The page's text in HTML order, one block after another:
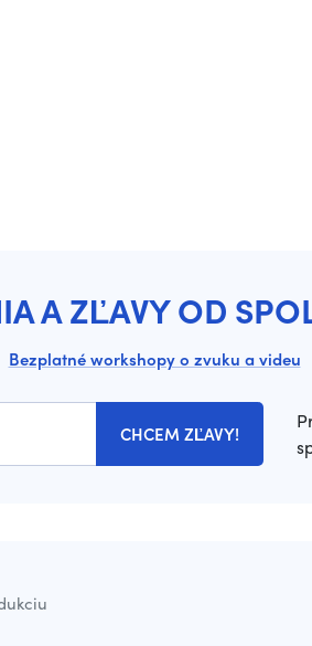
A ZĽAVY OD
Bezplatné workshopy o zvuku a videu
CHCEM ZĽAVY!